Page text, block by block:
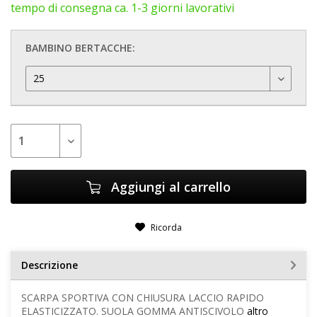
tempo di consegna ca. 1-3 giorni lavorativi
BAMBINO BERTACCHE:
Aggiungi al carrello
Ricorda
Descrizione
SCARPA SPORTIVA CON CHIUSURA LACCIO RAPIDO
ELASTICIZZATO. SUOLA GOMMA ANTISCIVOLO altro